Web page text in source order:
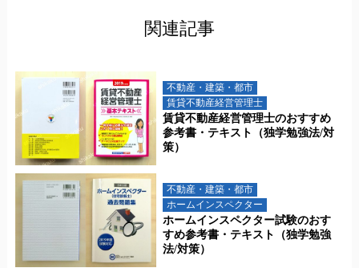
関連記事
不動産・建築・都市
賃貸不動産経営管理士
賃貸不動産経営管理士のおすすめ
参考書・テキスト（独学勉強法/対
策）
不動産・建築・都市
ホームインスペクター
ホームインスペクター試験のおす
すめ参考書・テキスト（独学勉強
法/対策）